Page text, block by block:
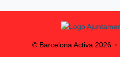
© Barcelona Activa 2026